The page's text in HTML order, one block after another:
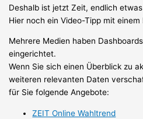
Deshalb ist jetzt Zeit, endlich
Hier noch ein Video-Tipp mit
Mehrere Medien haben
eingerichtet.
Wenn Sie sich einen Überblick zu
weiteren relevanten Daten
für Sie folgende Angebote:
ZEIT Online Wahltrend